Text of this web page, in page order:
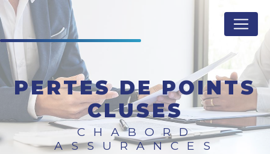
PERTES DE POINTS
CLUSES
CHABORD
ASSURANCES
Panneau de gestion des cookies